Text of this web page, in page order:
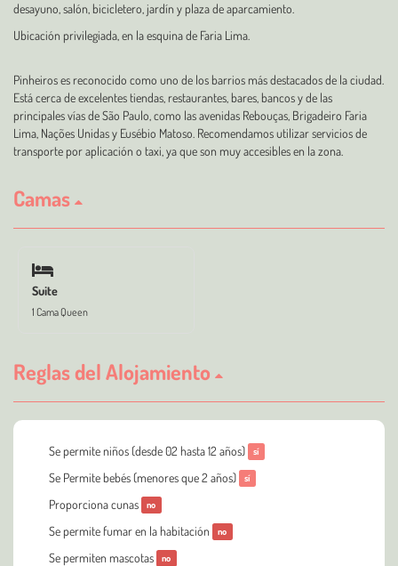
desayuno, salón, bicicletero, jardín y plaza de aparcamiento.
Ubicación privilegiada, en la esquina de Faria Lima.
Pinheiros es reconocido como uno de los barrios más destacados de la ciudad.
Está cerca de excelentes tiendas, restaurantes, bares, bancos y de las
principales vías de São Paulo, como las avenidas Rebouças, Brigadeiro Faria
Lima, Nações Unidas y Eusébio Matoso. Recomendamos utilizar servicios de
transporte por aplicación o taxi, ya que son muy accesibles en la zona.
Camas
Suite
1 Cama Queen
Reglas del Alojamiento
Se permite niños (desde 02 hasta 12 años) sí
Se Permite bebés (menores que 2 años) sí
Proporciona cunas no
Se permite fumar en la habitación no
Se permiten mascotas no